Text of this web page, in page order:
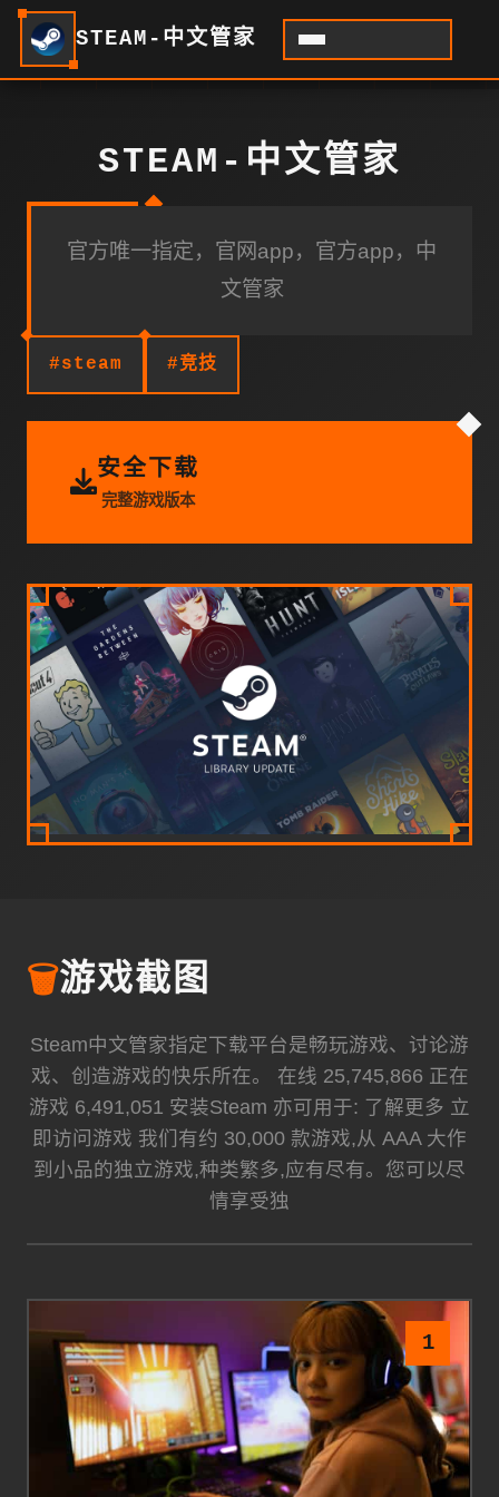
STEAM-中文管家
STEAM-中文管家
官方唯一指定，官网app，官方app，中
文管家
#steam #竞技
安全下载
完整游戏版本
🗑️游戏截图
Steam中文管家指定下载平台是畅玩游戏、讨论游
戏、创造游戏的快乐所在。 在线 25,745,866 正在
游戏 6,491,051 安装Steam 亦可用于: 了解更多 立
即访问游戏 我们有约 30,000 款游戏,从 AAA 大作
到小品的独立游戏,种类繁多,应有尽有。您可以尽
情享受独
1